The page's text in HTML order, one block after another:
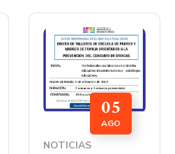
05
AGO
NOTICIAS